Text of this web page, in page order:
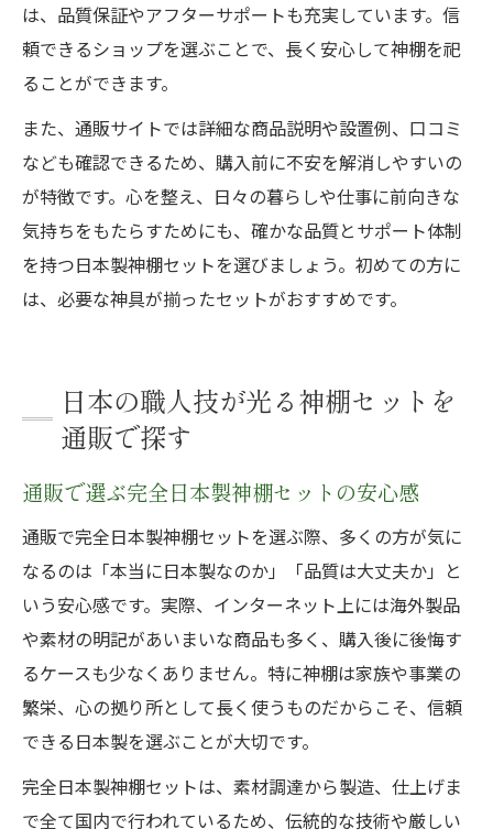
は、品質保証やアフターサポートも充実しています。信
頼できるショップを選ぶことで、長く安心して神棚を祀
ることができます。
また、通販サイトでは詳細な商品説明や設置例、口コミ
なども確認できるため、購入前に不安を解消しやすいの
が特徴です。心を整え、日々の暮らしや仕事に前向きな
気持ちをもたらすためにも、確かな品質とサポート体制
を持つ日本製神棚セットを選びましょう。初めての方に
は、必要な神具が揃ったセットがおすすめです。
日本の職人技が光る神棚セットを
通販で探す
通販で選ぶ完全日本製神棚セットの安心感
通販で完全日本製神棚セットを選ぶ際、多くの方が気に
なるのは「本当に日本製なのか」「品質は大丈夫か」と
いう安心感です。実際、インターネット上には海外製品
や素材の明記があいまいな商品も多く、購入後に後悔す
るケースも少なくありません。特に神棚は家族や事業の
繁栄、心の拠り所として長く使うものだからこそ、信頼
できる日本製を選ぶことが大切です。
完全日本製神棚セットは、素材調達から製造、仕上げま
で全て国内で行われているため、伝統的な技術や厳しい